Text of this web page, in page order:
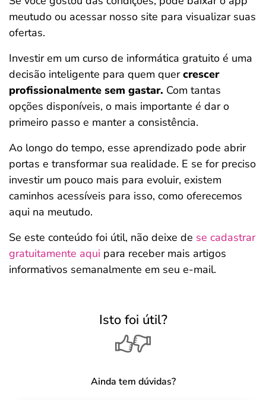
meutudo ou acessar nosso site para visualizar suas
ofertas.
Investir em um curso de informática gratuito é uma
decisão inteligente para quem quercrescer
profissionalmente sem gastar. Com tantas
opções disponíveis, o mais importante é dar o
primeiro passo e manter a consistência.
Ao longo do tempo, esse aprendizado pode abrir
portas e transformar sua realidade. E se for preciso
investir um pouco mais para evoluir, existem
caminhos acessíveis para isso, como oferecemos
aqui na meutudo.
Se este conteúdo foi útil, não deixe de se cadastrar
gratuitamente aqui para receber mais artigos
informativos semanalmente em seu e-mail.
Isto foi útil?
Ainda tem dúvidas?